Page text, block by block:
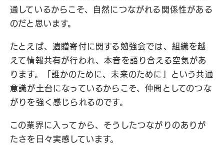
通しているからこそ、自然につながれる関係性がある
のだと思います。
たとえば、遺贈寄付に関する勉強会では、組織を越
えて情報共有が行われ、本音を語り合える空気があ
ります。「誰かのために、未来のために」という共通
意識が土台になっているからこそ、仲間としてのつな
がりを強く感じられるのです。
この業界に入ってから、そうしたつながりのありが
たさを日々実感しています。